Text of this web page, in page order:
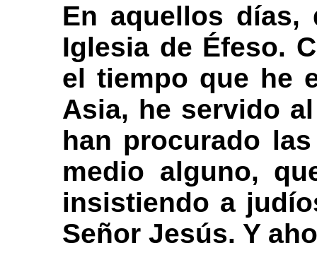
En aquellos días,
Iglesia de Éfeso.
el tiempo que he
Asia, he servido
han procurado
medio alguno,
insistiendo a
Señor Jesús. Y